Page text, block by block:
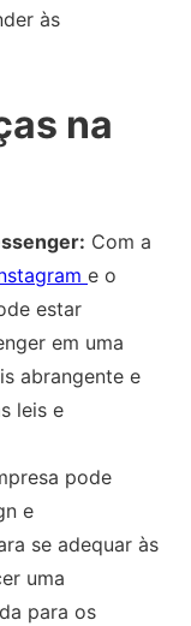
às
na
Com a
e o
estar
em uma
abrangente e
leis e
pode
e
se adequar às
uma
para os